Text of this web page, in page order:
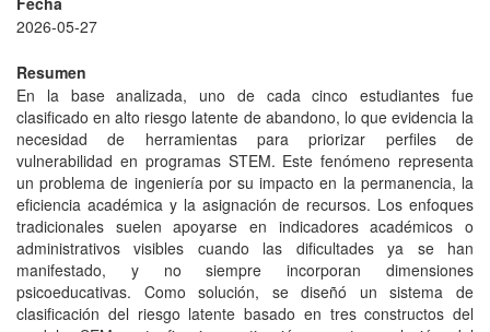
2026-05-27
Resumen
En la base analizada, uno de cada cinco estudiantes fue
clasificado en alto riesgo latente de abandono, lo que evidencia la
necesidad de herramientas para priorizar perfiles de
vulnerabilidad en programas STEM. Este fenómeno representa
un problema de ingeniería por su impacto en la permanencia, la
eficiencia académica y la asignación de recursos. Los enfoques
tradicionales suelen apoyarse en indicadores académicos o
administrativos visibles cuando las dificultades ya se han
manifestado, y no siempre incorporan dimensiones
psicoeducativas. Como solución, se diseñó un sistema de
clasificación del riesgo latente basado en tres constructos del